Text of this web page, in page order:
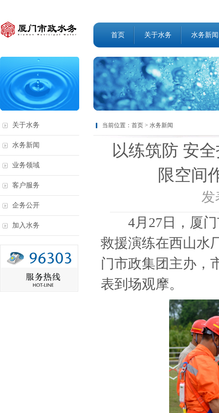
首页 关于水务 水务新闻
关于水务
水务新闻
业务领域
客户服务
企务公开
加入水务
当前位置： 首页 > 水务新闻
以练筑防 安
限空间
发
4月27日，厦门
救援演练在西山水
门市政集团主办，
表到场观摩。